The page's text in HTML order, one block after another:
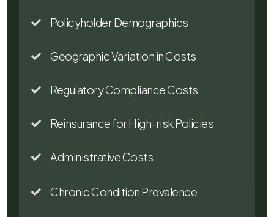
 Policyholder Demographics
 Geographic Variation in Costs
 Regulatory Compliance Costs
 Reinsurance for High-risk Policies
 Administrative Costs
 Chronic Condition Prevalence